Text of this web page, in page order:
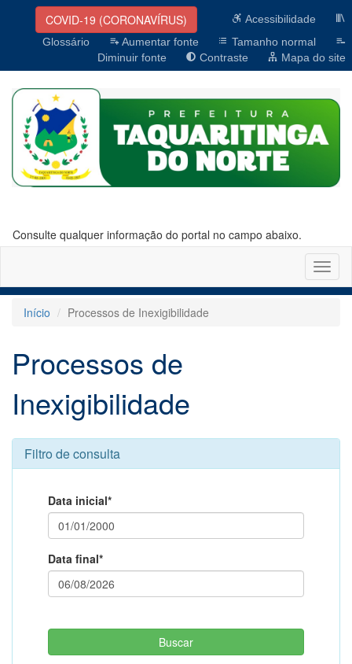
COVID-19 (CORONAVÍRUS)
Acessibilidade
Glossário
Aumentar fonte
Tamanho normal
Diminuir fonte
Contraste Mapa do site
Consulte qualquer informação do portal no campo abaixo.
Início
Processos de Inexigibilidade
Processos de
Inexigibilidade
Filtro de consulta
Data inicial*
Data final*